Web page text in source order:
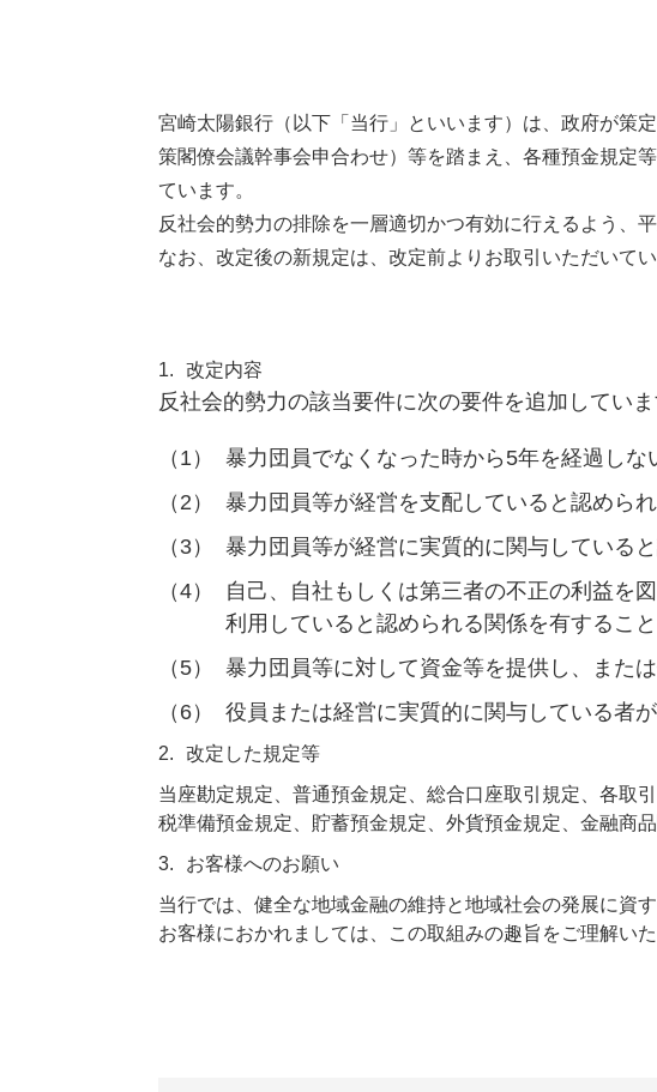
宮崎太陽銀行（以下「当行」といいます）は、政府が策
策閣僚会議幹事会申合わせ）等を踏まえ、各種預金規定
ています。
反社会的勢力の排除を一層適切かつ有効に行えるよう、
なお、改定後の新規定は、改定前よりお取引いただいて
1. 改定内容
反社会的勢力の該当要件に次の要件を追加していま
（1）
暴力団員でなくなった時から5年を経過しな
（2）
暴力団員等が経営を支配していると認めら
（3）
暴力団員等が経営に実質的に関与している
（4）
自己、自社もしくは第三者の不正の利益を
利用していると認められる関係を有すること
（5）
暴力団員等に対して資金等を提供し、また
（6）
役員または経営に実質的に関与している者
2.
改定した規定等
当座勘定規定、普通預金規定、総合口座取引規定、各取
税準備預金規定、貯蓄預金規定、外貨預金規定、金融商
3.
お客様へのお願い
当行では、健全な地域金融の維持と地域社会の発展に資
お客様におかれましては、この取組みの趣旨をご理解い